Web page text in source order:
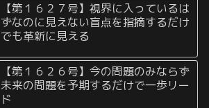
【第１６２７号】視界に入っているは
ずなのに見えない盲点を指摘するだけ
でも革新に見える
【第１６２６号】今の問題のみならず
未来の問題を予期するだけで一歩リー
ド